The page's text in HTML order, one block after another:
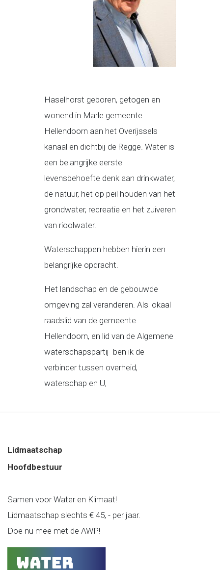
Haselhorst geboren, getogen en
wonend in Marle gemeente
Hellendoorn aan het Overijssels
kanaal en dichtbij de Regge. Water is
een belangrijke eerste
levensbehoefte denk aan drinkwater,
de natuur, het op peil houden van het
grondwater, recreatie en het zuiveren
van rioolwater.
Waterschappen hebben hierin een
belangrijke opdracht.
Het landschap en de gebouwde
omgeving zal veranderen. Als lokaal
raadslid van de gemeente
Hellendoorn, en lid van de Algemene
waterschapspartij ben ik de
verbinder tussen overheid,
waterschap en U,
Lidmaatschap
Hoofdbestuur
Samen voor Water en Klimaat!
Lidmaatschap slechts € 45, - per jaar.
Doe nu mee met de AWP!